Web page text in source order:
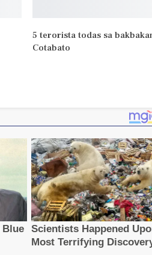
5 terorista todas sa
Cotabato